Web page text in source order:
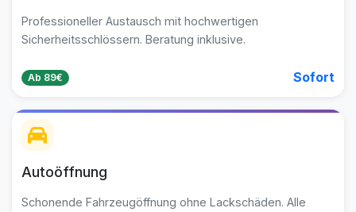
Professioneller Austausch mit hochwertigen
Sicherheitsschlössern. Beratung inklusive.
Ab 89€ Sofort
Autoöffnung
Schonende Fahrzeugöffnung ohne Lackschäden. Alle